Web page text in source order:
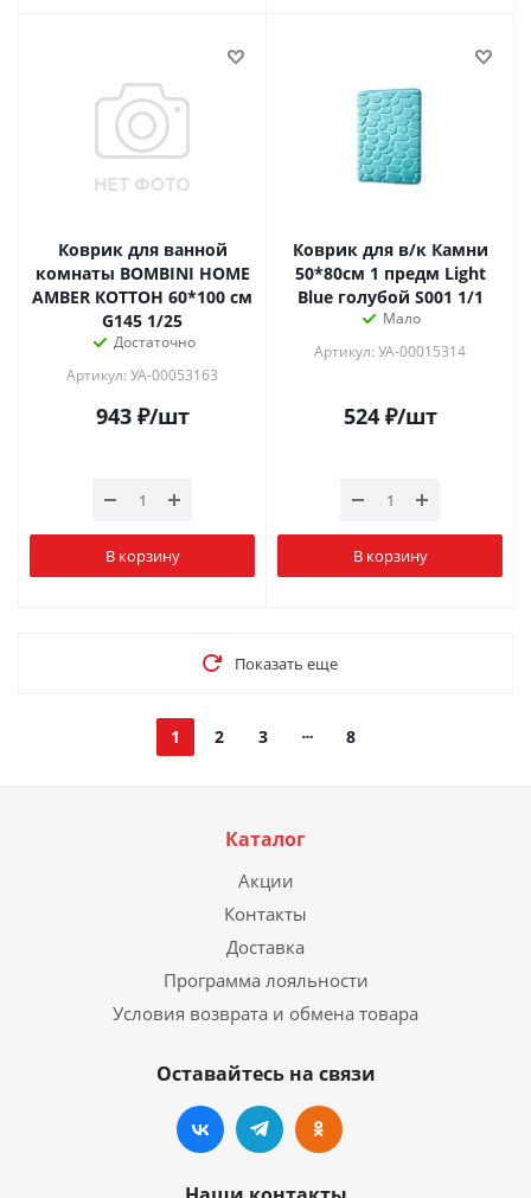
Коврик для ванной
комнаты BOMBINI HOME
AMBER КОТТОН 60*100 см
G145 1/25
Достаточно
Артикул: УА-00053163
943₽/шт
В корзину
Коврик для в/к Камни
50*80см 1 предм Light
Blue голубой S001 1/1
Мало
Артикул: УА-00015314
524₽/шт
В корзину
Показать еще
1 2 3 8
Каталог
Акции
Контакты
Доставка
Программа лояльности
Условия возврата и обмена товара
Оставайтесь на связи